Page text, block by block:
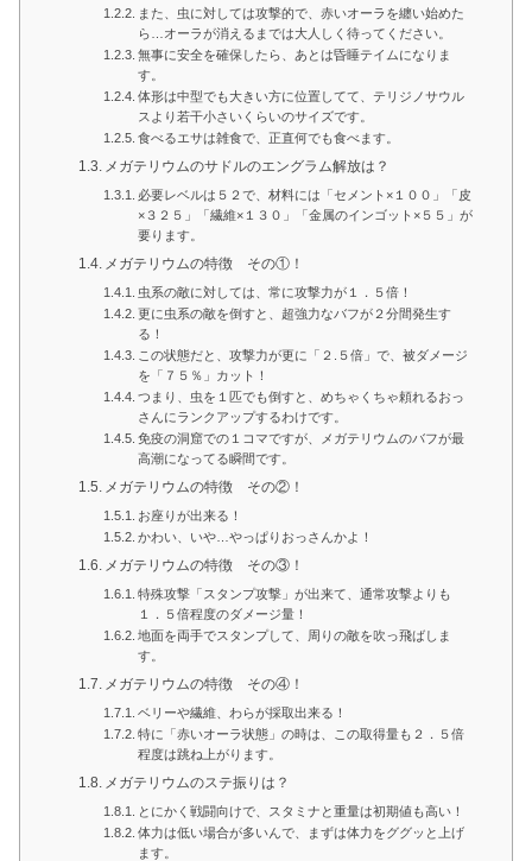
また、虫に対しては攻撃的で、赤いオーラを纏い始めた
ら…オーラが消えるまでは大人しく待ってください。
無事に安全を確保したら、あとは昏睡テイムになりま
す。
体形は中型でも大きい方に位置してて、テリジノサウル
スより若干小さいくらいのサイズです。
食べるエサは雑食で、正直何でも食べます。
メガテリウムのサドルのエングラム解放は？
必要レベルは５２で、材料には「セメント×１００」「皮
×３２５」「繊維×１３０」「金属のインゴット×５５」が
要ります。
メガテリウムの特徴 その①！
虫系の敵に対しては、常に攻撃力が１．５倍！
更に虫系の敵を倒すと、超強力なバフが２分間発生す
る！
この状態だと、攻撃力が更に「２.５倍」で、被ダメージ
を「７５％」カット！
つまり、虫を１匹でも倒すと、めちゃくちゃ頼れるおっ
さんにランクアップするわけです。
免疫の洞窟での１コマですが、メガテリウムのバフが最
高潮になってる瞬間です。
メガテリウムの特徴 その②！
お座りが出来る！
かわい、いや…やっぱりおっさんかよ！
メガテリウムの特徴 その③！
特殊攻撃「スタンプ攻撃」が出来て、通常攻撃よりも
１．５倍程度のダメージ量！
地面を両手でスタンプして、周りの敵を吹っ飛ばしま
す。
メガテリウムの特徴 その④！
ベリーや繊維、わらが採取出来る！
特に「赤いオーラ状態」の時は、この取得量も２．５倍
程度は跳ね上がります。
メガテリウムのステ振りは？
とにかく戦闘向けで、スタミナと重量は初期値も高い！
体力は低い場合が多いんで、まずは体力をググッと上げ
ます。